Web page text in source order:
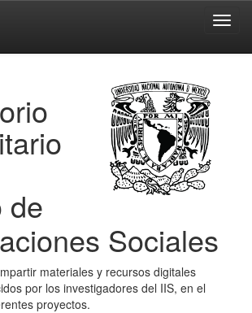
de
Sociales
materiales y recursos digitales
por los investigadores del IIS, en el
proyectos.